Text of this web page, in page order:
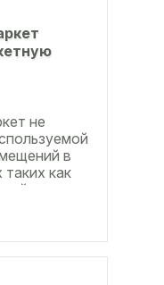
не
в
таких как